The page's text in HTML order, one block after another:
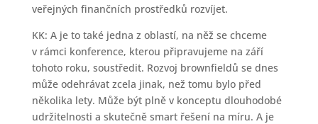
veřejných finančních prostředků rozvíjet.
KK: A je to také jedna z oblastí, na něž se chceme
v rámci konference, kterou připravujeme na září
tohoto roku, soustředit. Rozvoj brownfieldů se dnes
může odehrávat zcela jinak, než tomu bylo před
několika lety. Může být plně v konceptu dlouhodobé
udržitelnosti a skutečně smart řešení na míru. A je